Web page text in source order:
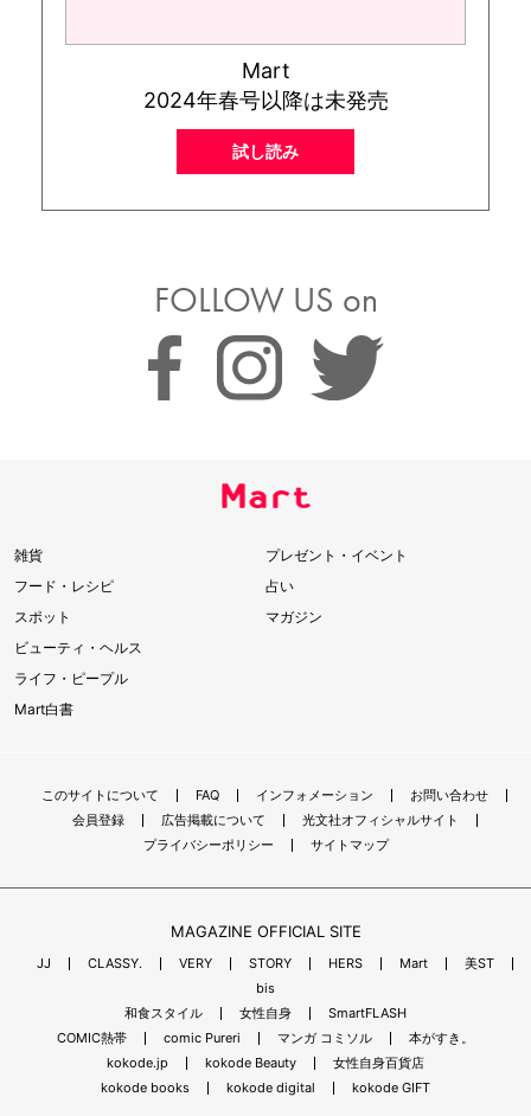
Mart
2024年春号以降は未発売
試し読み
FOLLOW US on
雑貨
フード・レシピ
スポット
ビューティ・ヘルス
ライフ・ピープル
Mart白書
プレゼント・イベント
占い
マガジン
このサイトについて FAQ インフォメーション
お問い合わせ
会員登録
広告掲載について
光文社オフィシャルサイト
プライバシーポリシー
サイトマップ
MAGAZINE OFFICIAL SITE
JJ CLASSY. VERY STORY HERS Mart
美ST
bis
和食スタイル
女性自身
SmartFLASH
COMIC熱帯
comic Pureri マンガ コミソル
本がすき。
kokode.jp
kokode Beauty
女性自身百貨店
kokode books
kokode digital kokode GIFT